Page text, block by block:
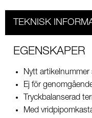
TEKNISK
EGENSKAPER
Nytt
Ej för
Tryckbalanserad
Med